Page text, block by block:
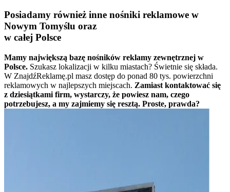
Posiadamy również inne nośniki reklamowe w
Nowym Tomyślu oraz
w całej Polsce
Mamy największą bazę nośników reklamy zewnętrznej w
Polsce. Szukasz lokalizacji w kilku miastach? Świetnie się składa.
W ZnajdźReklamę.pl masz dostęp do ponad 80 tys. powierzchni
reklamowych w najlepszych miejscach. Zamiast kontaktować się
z dziesiątkami firm, wystarczy, że powiesz nam, czego
potrzebujesz, a my zajmiemy się resztą. Proste, prawda?